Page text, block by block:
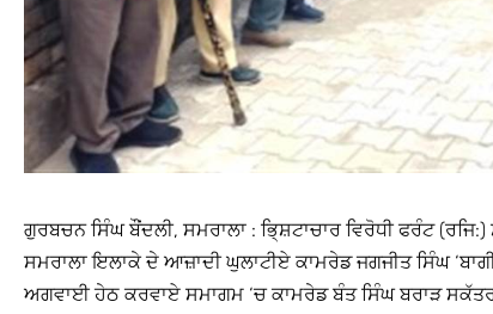
ਗੁਰਬਚਨ ਸਿੰਘ ਬੌਂਦਲੀ, ਸਮਰਾਲਾ : ਭਿ੍ਸ਼ਟਾਚਾਰ ਵਿਰੋਧੀ ਫਰੰਟ
ਸਮਰਾਲਾ ਇਲਾਕੇ ਦੇ ਆਜ਼ਾਦੀ ਘੁਲਾਟੀਏ ਕਾਮਰੇਡ ਜਗਜੀਤ ਸਿੰਘ
ਅਗਵਾਈ ਹੇਠ ਕਰਵਾਏ ਸਮਾਗਮ ‘ਚ ਕਾਮਰੇਡ ਬੰਤ ਸਿੰਘ ਬਰਾੜ